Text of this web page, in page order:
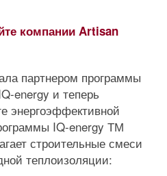
компании Artisan
партнером программы
energy и теперь
энергоэффективной
IQ-energy ТМ
строительные смеси
теплоизоляции: